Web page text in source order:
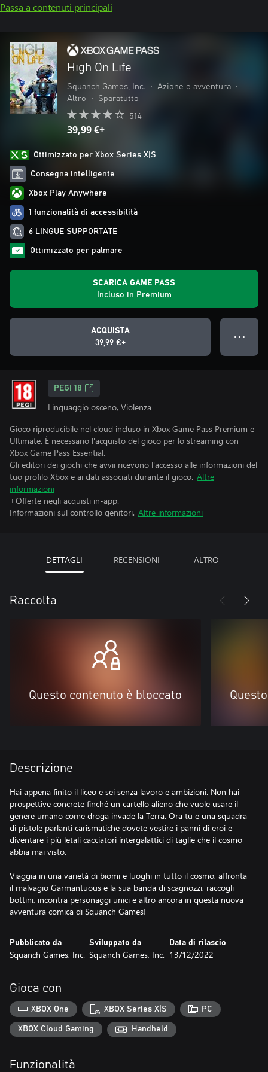
Passa a contenuti principali
High On Life
Squanch Games, Inc. • Azione e avventura
•
Altro
• Sparatutto
514
39,99 €+
Ottimizzato per Xbox Series X|S
Consegna intelligente
Xbox Play Anywhere
1 funzionalità di accessibilità
6 LINGUE SUPPORTATE
Ottimizzato per palmare
SCARICA GAME PASS
Incluso in Premium
ACQUISTA
39,99 €+
● ● ●
PEGI 18
Linguaggio osceno, Violenza
Gioco riproducibile nel cloud incluso in Xbox Game Pass Premium e
Ultimate. È necessario l'acquisto del gioco per lo streaming con
Xbox Game Pass Essential.
Gli editori dei giochi che avvii ricevono l'accesso alle informazioni del
tuo profilo Xbox e ai dati associati durante il gioco. Altre
informazioni
+Offerte negli acquisti in-app.
Informazioni sul controllo genitori. Altre informazioni
DETTAGLI RECENSIONI ALTRO
Raccolta
Questo contenuto è bloccato
Descrizione
Hai appena finito il liceo e sei senza lavoro e ambizioni. Non hai
prospettive concrete finché un cartello alieno che vuole usare il
genere umano come droga invade la Terra. Ora tu e una squadra
di pistole parlanti carismatiche dovete vestire i panni di eroi e
diventare i più letali cacciatori intergalattici di taglie che il cosmo
abbia mai visto.
Viaggia in una varietà di biomi e luoghi in tutto il cosmo, affronta
il malvagio Garmantuous e la sua banda di scagnozzi, raccogli
bottini, incontra personaggi unici e altro ancora in questa nuova
avventura comica di Squanch Games!
Pubblicato da
Squanch Games, Inc.
Sviluppato da
Squanch Games, Inc.
Data di rilascio
13/12/2022
Gioca con
XBOX One XBOX Series X|S PC
XBOX Cloud Gaming Handheld
Funzionalità